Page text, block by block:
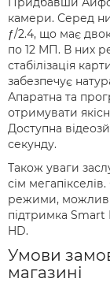
камери. Серед
ƒ/2.4, що має
по 12 МП. В них
стабілізація
забезпечує
Апаратна та
отримувати
Доступна
секунду.
Також уваги
сім
режими,
підтримка Smart
HD.
Умови
магазині